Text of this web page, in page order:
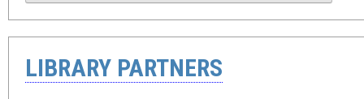
LIBRARY PARTNERS